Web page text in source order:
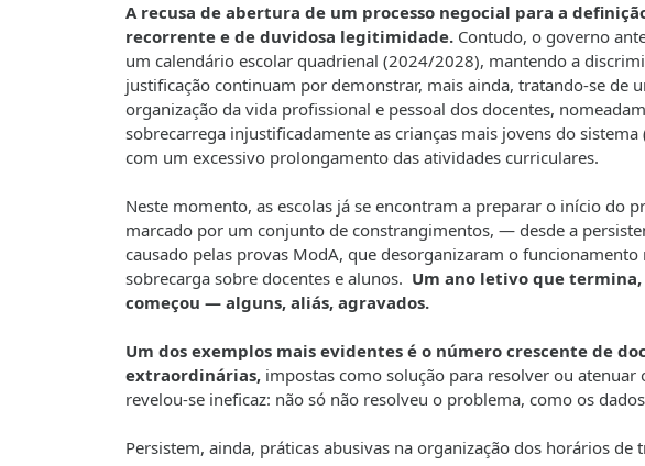
A recusa de abertura de um processo negocial para a
recorrente e de duvidosa legitimidade. Contudo, o governo
um calendário escolar quadrienal (2024/2028), mantendo a
justificação continuam por demonstrar, mais ainda, tratando-se de
organização da vida profissional e pessoal dos docentes,
sobrecarrega injustificadamente as crianças mais jovens do
com um excessivo prolongamento das atividades curriculares.
Neste momento, as escolas já se encontram a preparar o início do
marcado por um conjunto de constrangimentos, — desde a
causado pelas provas ModA, que desorganizaram o
sobrecarga sobre docentes e alunos. Um ano letivo que
começou — alguns, aliás, agravados.
Um dos exemplos mais evidentes é o número crescente de
extraordinárias, impostas como solução para resolver ou
revelou-se ineficaz: não só não resolveu o problema, como os
Persistem, ainda, práticas abusivas na organização dos horários de